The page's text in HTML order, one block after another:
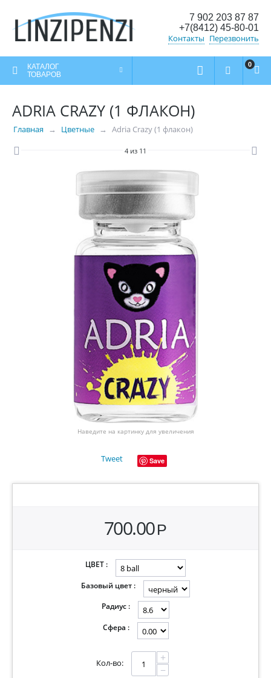
7 902 203 87 87
+7(8412) 45-80-01
Контакты Перезвонить
КАТАЛОГ
ТОВАРОВ
0
ADRIA CRAZY (1 ФЛАКОН)
Главная Цветные Adria Crazy (1 флакон)
4 из 11
Наведите на картинку для увеличения
Tweet Save
700.00Р
ЦВЕТ :
Базовый цвет :
Радиус :
Сфера :
Кол-во:
+
−